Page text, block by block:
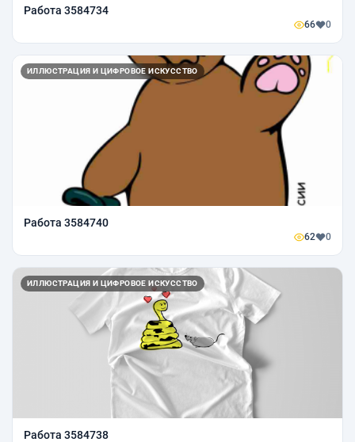
Работа 3584734
66 0
ИЛЛЮСТРАЦИЯ И ЦИФРОВОЕ ИСКУССТВО
Работа 3584740
62 0
ИЛЛЮСТРАЦИЯ И ЦИФРОВОЕ ИСКУССТВО
Работа 3584738